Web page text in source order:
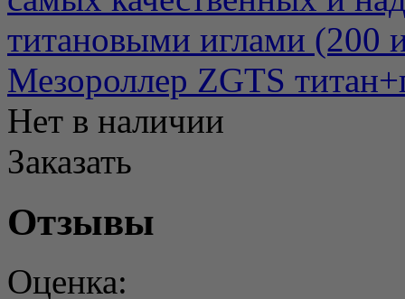
титановыми иглами (200
Мезороллер ZGTS
Нет в наличии
Заказать
Отзывы
Оценка: